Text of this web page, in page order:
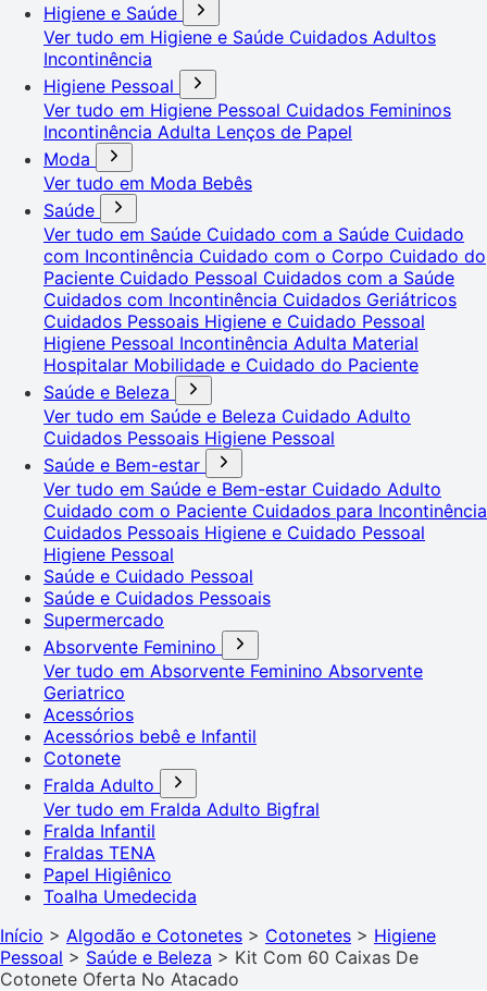
Higiene e Saúde
Ver tudo em Higiene e Saúde Cuidados Adultos
Incontinência
Higiene Pessoal
Ver tudo em Higiene Pessoal Cuidados Femininos
Incontinência Adulta Lenços de Papel
Moda
Ver tudo em Moda Bebês
Saúde
Ver tudo em Saúde Cuidado com a Saúde Cuidado
com Incontinência Cuidado com o Corpo Cuidado do
Paciente Cuidado Pessoal Cuidados com a Saúde
Cuidados com Incontinência Cuidados Geriátricos
Cuidados Pessoais Higiene e Cuidado Pessoal
Higiene Pessoal Incontinência Adulta Material
Hospitalar Mobilidade e Cuidado do Paciente
Saúde e Beleza
Ver tudo em Saúde e Beleza Cuidado Adulto
Cuidados Pessoais Higiene Pessoal
Saúde e Bem-estar
Ver tudo em Saúde e Bem-estar Cuidado Adulto
Cuidado com o Paciente Cuidados para Incontinência
Cuidados Pessoais Higiene e Cuidado Pessoal
Higiene Pessoal
Saúde e Cuidado Pessoal
Saúde e Cuidados Pessoais
Supermercado
Absorvente Feminino
Ver tudo em Absorvente Feminino Absorvente
Geriatrico
Acessórios
Acessórios bebê e Infantil
Cotonete
Fralda Adulto
Ver tudo em Fralda Adulto Bigfral
Fralda Infantil
Fraldas TENA
Papel Higiênico
Toalha Umedecida
Início > Algodão e Cotonetes > Cotonetes > Higiene
Pessoal > Saúde e Beleza > Kit Com 60 Caixas De
Cotonete Oferta No Atacado